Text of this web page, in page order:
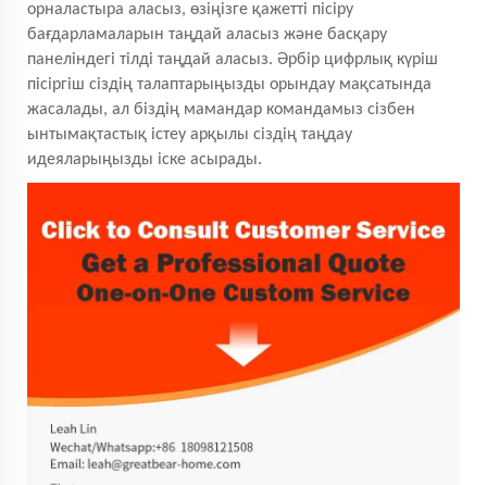
орналастыра аласыз, өзіңізге қажетті пісіру
бағдарламаларын таңдай аласыз және басқару
панеліндегі тілді таңдай аласыз. Әрбір цифрлық күріш
пісіргіш сіздің талаптарыңызды орындау мақсатында
жасалады, ал біздің мамандар командамыз сізбен
ынтымақтастық істеу арқылы сіздің таңдау
идеяларыңызды іске асырады.